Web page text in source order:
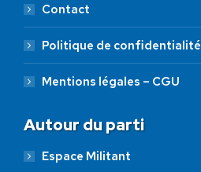
Contact
Politique de confidentialité
Mentions légales – CGU
Autour du parti
Espace Militant